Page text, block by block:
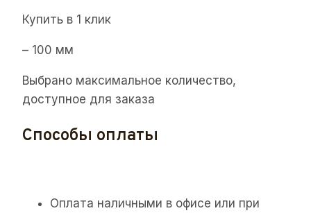
Купить в 1 клик
– 100 мм
Выбрано максимальное количество,
доступное для заказа
Способы оплаты
Оплата наличными в офисе или при